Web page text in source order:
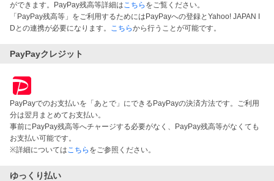
ができます。PayPay残高等詳細はこちら をご覧ください。
「PayPay残高等」をご利用するためにはPayPayへの登録とYahoo! JAPAN I
Dとの連携が必要になります。 こちらから行うことが可能です。
PayPayクレジット
PayPayでのお支払いを「あとで」にできるPayPayの決済方法です。ご利用
分は翌月まとめてお支払い。
事前にPayPay残高等へチャージする必要がなく、PayPay残高等がなくても
お支払い可能です。
※詳細についてはこちら をご参照ください。
ゆっくり払い